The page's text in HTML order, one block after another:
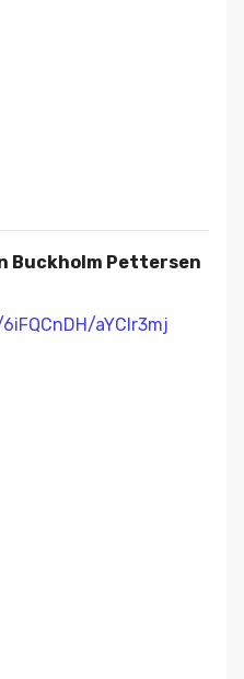
Buckholm Pettersen
aYCIr3mj